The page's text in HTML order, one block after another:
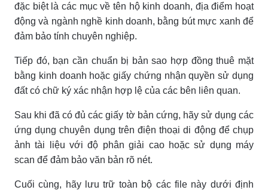
đặc biệt là các mục về tên hộ kinh doanh, địa điểm hoạt
động và ngành nghề kinh doanh, bằng bút mực xanh để
đảm bảo tính chuyên nghiệp.
Tiếp đó, bạn cần chuẩn bị bản sao hợp đồng thuê mặt
bằng kinh doanh hoặc giấy chứng nhận quyền sử dụng
đất có chữ ký xác nhận hợp lệ của các bên liên quan.
Sau khi đã có đủ các giấy tờ bản cứng, hãy sử dụng các
ứng dụng chuyên dụng trên điện thoại di động để chụp
ảnh tài liệu với độ phân giải cao hoặc sử dụng máy
scan để đảm bảo văn bản rõ nét.
Cuối cùng, hãy lưu trữ toàn bộ các file này dưới định